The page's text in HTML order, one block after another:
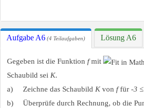
Aufgabe A6 (4 Teilaufgaben) Lösung A6
Gegeben ist die Funktion fmit
Schaubild sei K.
a)
Zeichne das Schaubild Kvon ffür -3
b)
Überprüfe durch Rechnung, ob die